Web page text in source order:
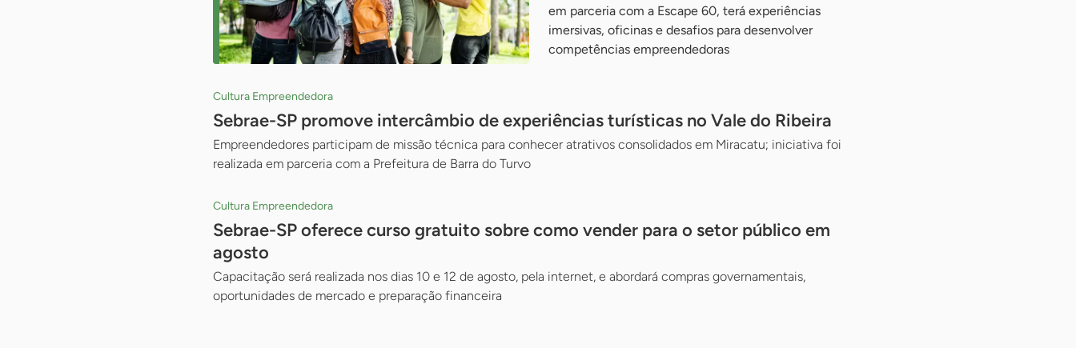
em parceria com a Escape 60, terá experiências
imersivas, oficinas e desafios para desenvolver
competências empreendedoras
Cultura Empreendedora
Sebrae-SP promove intercâmbio de experiências turísticas no Vale do Ribeira
Empreendedores participam de missão técnica para conhecer atrativos consolidados em Miracatu; iniciativa foi
realizada em parceria com a Prefeitura de Barra do Turvo
Cultura Empreendedora
Sebrae-SP oferece curso gratuito sobre como vender para o setor público em
agosto
Capacitação será realizada nos dias 10 e 12 de agosto, pela internet, e abordará compras governamentais,
oportunidades de mercado e preparação financeira